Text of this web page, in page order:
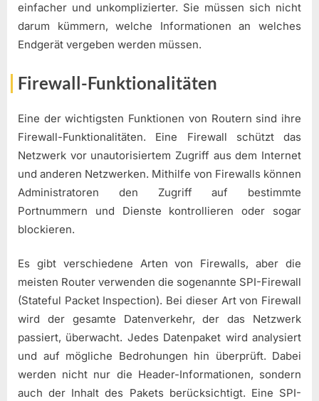
einfacher und unkomplizierter. Sie müssen sich nicht
darum kümmern, welche Informationen an welches
Endgerät vergeben werden müssen.
Firewall-Funktionalitäten
Eine der wichtigsten Funktionen von Routern sind ihre
Firewall-Funktionalitäten. Eine Firewall schützt das
Netzwerk vor unautorisiertem Zugriff aus dem Internet
und anderen Netzwerken. Mithilfe von Firewalls können
Administratoren den Zugriff auf bestimmte
Portnummern und Dienste kontrollieren oder sogar
blockieren.
Es gibt verschiedene Arten von Firewalls, aber die
meisten Router verwenden die sogenannte SPI-Firewall
(Stateful Packet Inspection). Bei dieser Art von Firewall
wird der gesamte Datenverkehr, der das Netzwerk
passiert, überwacht. Jedes Datenpaket wird analysiert
und auf mögliche Bedrohungen hin überprüft. Dabei
werden nicht nur die Header-Informationen, sondern
auch der Inhalt des Pakets berücksichtigt. Eine SPI-